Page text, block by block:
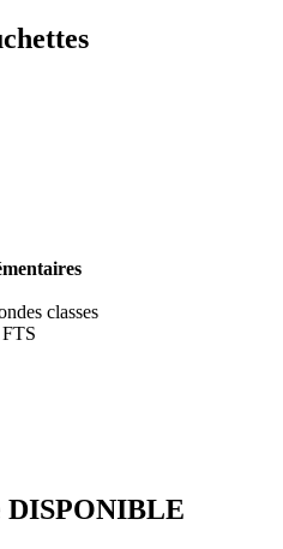
classes
DISPONIBLE